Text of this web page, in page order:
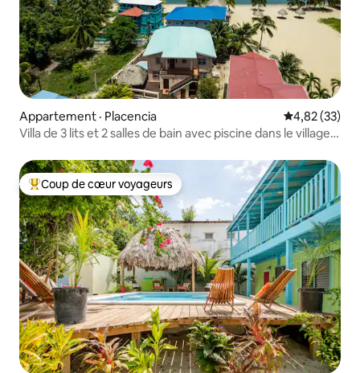
Appartement · Placencia Note
4,82 (33)
Villa de 3 lits et 2 salles de bain avec piscine dans le village
Coup de cœur voyageurs parmi les plus aimés
Coup de cœur voyageurs